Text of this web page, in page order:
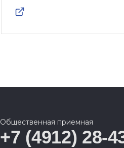
Общественная приемная
+7 (4912) 28-